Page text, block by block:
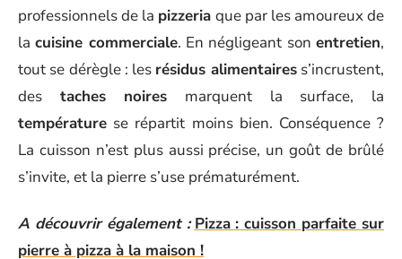
professionnels de la pizzeria que par les amoureux de
lacuisine commerciale. En négligeant sonentretien,
tout se dérègle : les résidus alimentairess’incrustent,
des taches noires marquent la surface, la
température se répartit moins bien. Conséquence ?
La cuisson n’est plus aussi précise, un goût de brûlé
s’invite, et la pierre s’use prématurément.
A découvrir également : Pizza : cuisson parfaite sur
pierre à pizza à la maison !